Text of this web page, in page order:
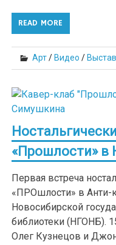
READ MORE
Арт/ Видео /
«Прошлости» в
Первая встреча
«ПРОшлости» в Анти-
Новосибирской
библиотеки (НГОНБ).
Олег Кузнецов и